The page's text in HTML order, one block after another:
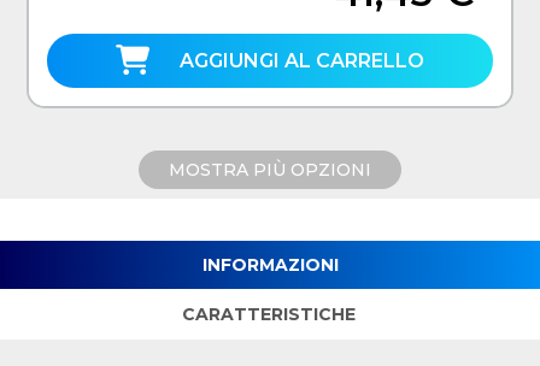
AGGIUNGI AL CARRELLO
MOSTRA PIÙ OPZIONI
INFORMAZIONI
CARATTERISTICHE